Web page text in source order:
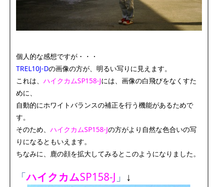
個人的な感想ですが・・・
TREL10J-Dの画像の方が、明るい写りに見えます。
これは、ハイクカムSP158‐Jには、画像の白飛びをなくすた
めに、
自動的にホワイトバランスの補正を行う機能があるためで
す。
そのため、ハイクカムSP158‐Jの方がより自然な色合いの写
りになるともいえます。
ちなみに、鹿の顔を拡大してみるとこのようになりました。
「ハイクカムSP158‐J 」 ↓